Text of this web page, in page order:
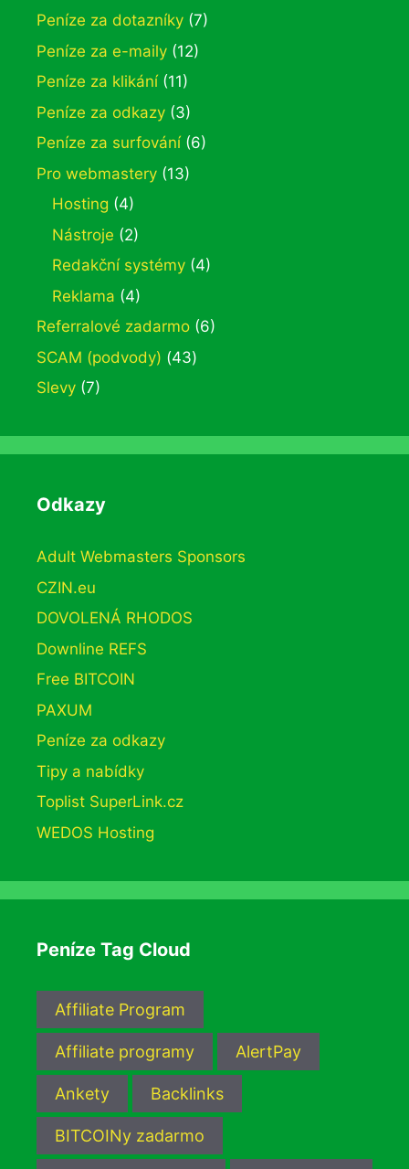
Peníze za dotazníky (7)
Peníze za e-maily (12)
Peníze za klikání (11)
Peníze za odkazy (3)
Peníze za surfování (6)
Pro webmastery (13)
Hosting (4)
Nástroje (2)
Redakční systémy (4)
Reklama (4)
Referralové zadarmo (6)
SCAM (podvody) (43)
Slevy (7)
Odkazy
Adult Webmasters Sponsors
CZIN.eu
DOVOLENÁ RHODOS
Downline REFS
Free BITCOIN
PAXUM
Peníze za odkazy
Tipy a nabídky
Toplist SuperLink.cz
WEDOS Hosting
Peníze Tag Cloud
Affiliate Program
Affiliate programy AlertPay
Ankety Backlinks
BITCOINy zadarmo